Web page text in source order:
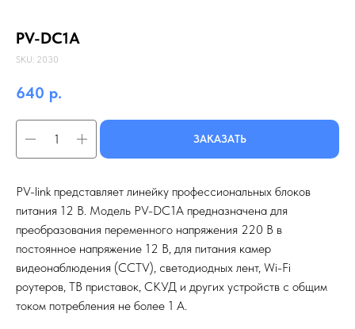
PV-DC1A
SKU: 2030
640 р.
ЗАКАЗАТЬ
PV-link представляет линейку профессиональных блоков
питания 12 В. Модель PV-DC1A предназначена для
преобразования переменного напряжения 220 В в
постоянное напряжение 12 В, для питания камер
видеонаблюдения (CCTV), светодиодных лент, Wi-Fi
роутеров, ТВ приставок, СКУД и других устройств с общим
током потребления не более 1 А.